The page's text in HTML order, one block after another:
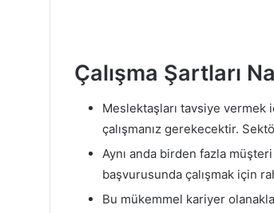
Çalışma Şartları
Meslektaşları tavsiye vermek
çalışmanız gerekecektir.
Aynı anda birden fazla
başvurusunda çalışmak için
Bu mükemmel kariyer